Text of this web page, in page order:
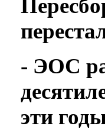
- ЭОС
эти